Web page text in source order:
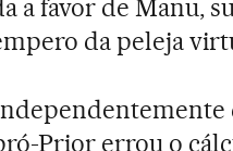
a favor de Manu,
da peleja
Prior errou o